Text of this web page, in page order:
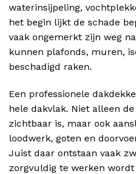
waterinsijpeling,
het begin lijkt de schade
vaak ongemerkt zijn weg
kunnen plafonds, muren,
beschadigd raken.
Een professionele
hele dakvlak. Niet alleen
zichtbaar is, maar ook
loodwerk, goten en
Juist daar ontstaan vaak
zorgvuldig te werken